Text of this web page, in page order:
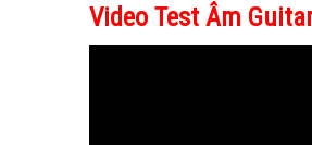
Video Test Âm